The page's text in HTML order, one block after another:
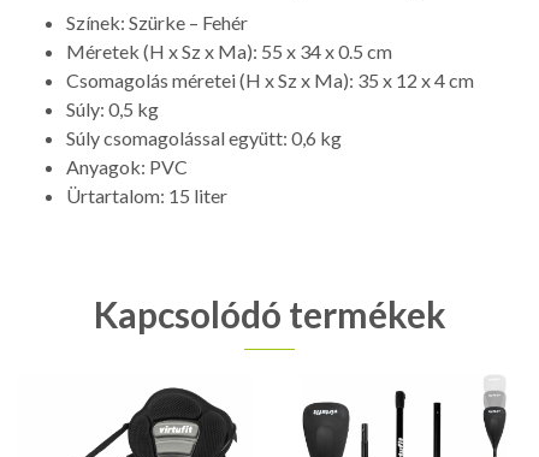
Színek: Szürke – Fehér
Méretek (H x Sz x Ma): 55 x 34 x 0.5 cm
Csomagolás méretei (H x Sz x Ma): 35 x 12 x 4 cm
Súly: 0,5 kg
Súly csomagolással együtt: 0,6 kg
Anyagok: PVC
Ürtartalom: 15 liter
Kapcsolódó termékek